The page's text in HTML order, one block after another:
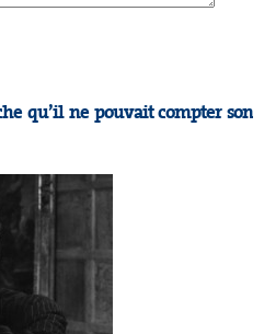
qu’il ne pouvait compter son